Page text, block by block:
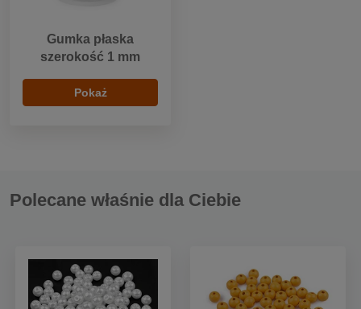
Gumka płaska
szerokość 1 mm
Pokaż
Polecane właśnie dla Ciebie